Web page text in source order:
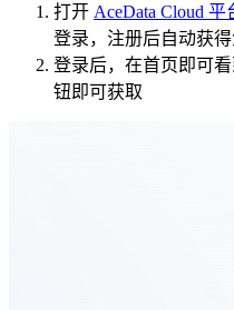
打开 AceData Cloud 平
登录，注册后自动获
登录后，在首页即可
钮即可获取